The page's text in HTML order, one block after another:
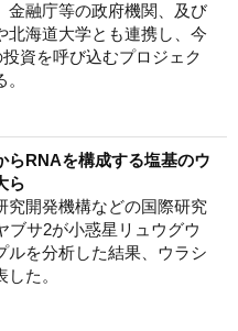
金融庁等の政府機関、及び
北海道大学とも連携し、今
資を呼び込むプロジェク
らRNAを構成する塩基のウ
ら
究開発機構などの国際研究
ブサ2が小惑星リュウグウ
ルを分析した結果、ウラシ
た。